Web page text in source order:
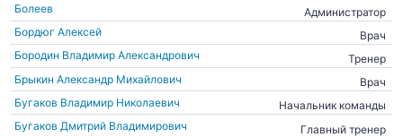
Болеев
Администратор
Бордюг Алексей
Врач
Бородин Владимир Александрович
Тренер
Брыкин Александр Михайлович
Врач
Бугаков Владимир Николаевич
Начальник команды
Бугаков Дмитрий Владимирович
Главный тренер